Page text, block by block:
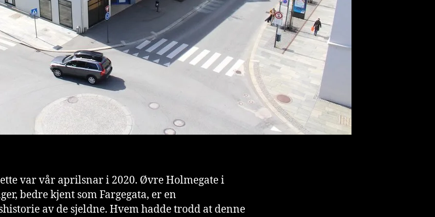
var vår aprilsnar i 2020. Øvre Holmegate i
bedre kjent som Fargegata, er en
av de sjeldne. Hvem hadde trodd at denne